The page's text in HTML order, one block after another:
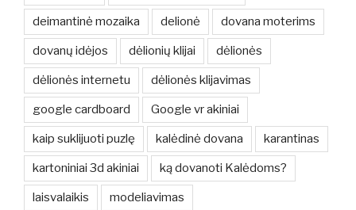
deimantinė mozaika delionė dovana moterims
dovanų idėjos dėlionių klijai dėlionės
dėlionės internetu dėlionės klijavimas
google cardboard Google vr akiniai
kaip suklijuoti puzlę kalėdinė dovana karantinas
kartoniniai 3d akiniai ką dovanoti Kalėdoms?
laisvalaikis modeliavimas